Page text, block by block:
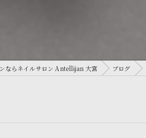
ならネイルサロン Antellijan 大宮 ブログ